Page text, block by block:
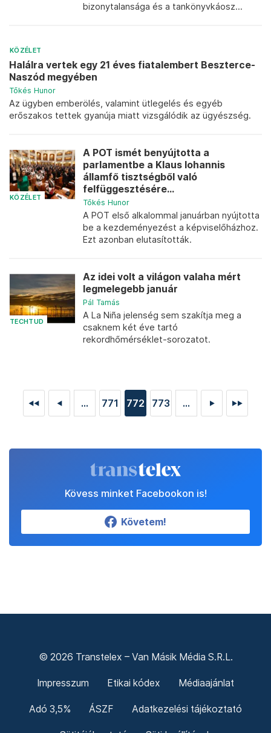
bizonytalansága és a tankönyvkáosz...
KÖZÉLET
Halálra vertek egy 21 éves fiatalembert Beszterce-
Naszód megyében
Tőkés Hunor
Az ügyben emberölés, valamint ütlegelés és egyéb
erőszakos tettek gyanúja miatt vizsgálódik az ügyészség.
KÖZÉLET
A POT ismét benyújtotta a
parlamentbe a Klaus Iohannis
államfő tisztségből való
felfüggesztésére...
Tőkés Hunor
A POT első alkalommal januárban nyújtotta
be a kezdeményezést a képviselőházhoz.
Ezt azonban elutasították.
TECHTUD
Az idei volt a világon valaha mért
legmelegebb január
Pál Tamás
A La Niña jelenség sem szakítja meg a
csaknem két éve tartó
rekordhőmérséklet-sorozatot.
◄◄ ◄ ... 771 772 773 ... ► ►►
Kövess minket Facebookon is!
Követem!
© 2026 Transtelex – Van Másik Média S.R.L.
Impresszum Etikai kódex Médiaajánlat
Adó 3,5% ÁSZF Adatkezelési tájékoztató